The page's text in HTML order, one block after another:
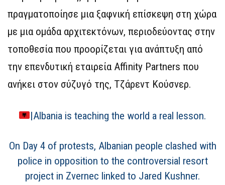
πραγματοποίησε μια ξαφνική επίσκεψη στη χώρα
με μια ομάδα αρχιτεκτόνων, περιοδεύοντας στην
τοποθεσία που προορίζεται για ανάπτυξη από
την επενδυτική εταιρεία Affinity Partners που
ανήκει στον σύζυγό της, Τζάρεντ Κούσνερ.
|Albania is teaching the world a real lesson.
On Day 4 of protests, Albanian people clashed with
police in opposition to the controversial resort
project in Zvernec linked to Jared Kushner.